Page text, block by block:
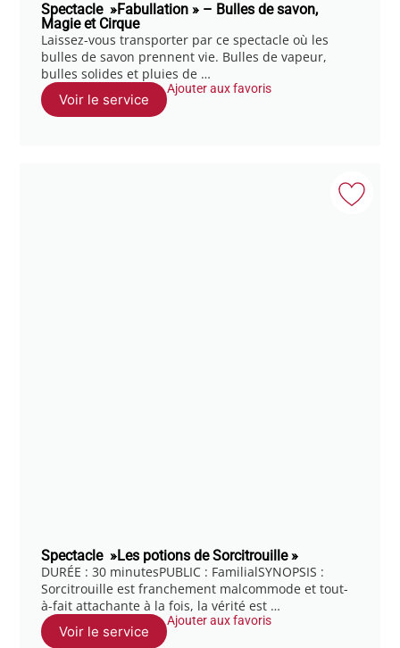
Spectacle »Fabullation » – Bulles de savon,
Magie et Cirque
Laissez-vous transporter par ce spectacle où les
bulles de savon prennent vie. Bulles de vapeur,
bulles solides et pluies de …
Voir le service
Ajouter aux favoris
Spectacle »Les potions de Sorcitrouille »
DURÉE : 30 minutesPUBLIC : FamilialSYNOPSIS :
Sorcitrouille est franchement malcommode et tout-
à-fait attachante à la fois, la vérité est …
Voir le service
Ajouter aux favoris